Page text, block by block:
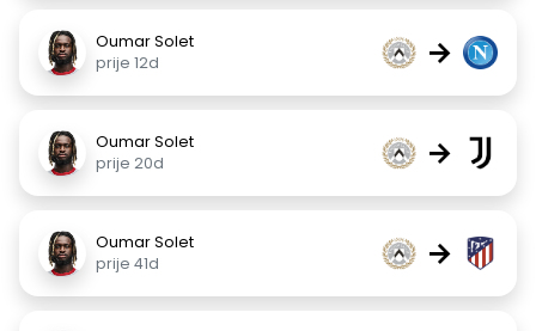
Oumar Solet
prije 12d
→
Oumar Solet
prije 20d
→
Oumar Solet
prije 41d
→